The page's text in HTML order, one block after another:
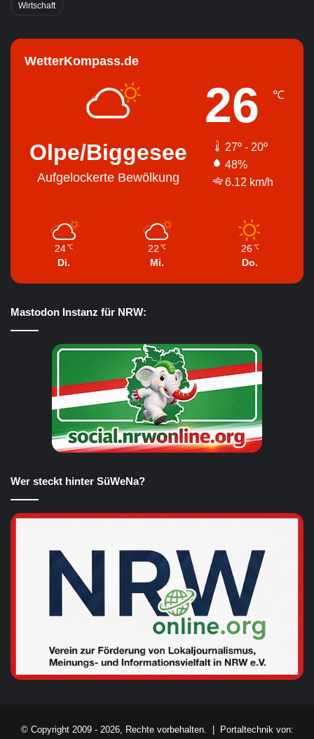
Wirtschaft
WetterKompass.de
Olpe/Biggesee
Aufgelockerte Bewölkung
26 ℃
27º - 20º
48%
6.12 km/h
24 ℃
Di.
22 ℃
Mi.
26 ℃
Do.
Mastodon Instanz für NRW:
Wer steckt hinter SüWeNa?
© Copyright 2009 - 2026, Rechte vorbehalten. | Portaltechnik von: